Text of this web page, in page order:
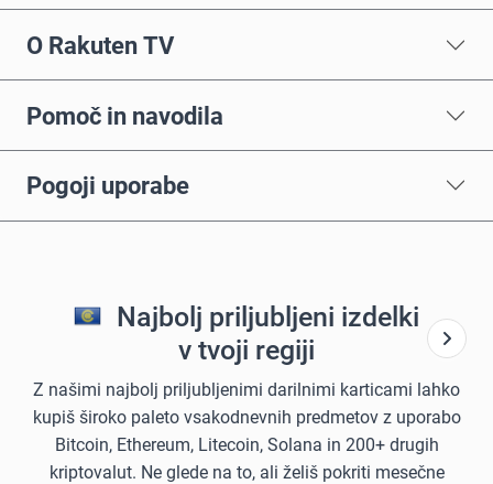
O Rakuten TV
Pomoč in navodila
Pogoji uporabe
Najbolj priljubljeni izdelki
v tvoji regiji
Z našimi najbolj priljubljenimi darilnimi karticami lahko
kupiš široko paleto vsakodnevnih predmetov z uporabo
Bitcoin, Ethereum, Litecoin, Solana in 200+ drugih
kriptovalut. Ne glede na to, ali želiš pokriti mesečne